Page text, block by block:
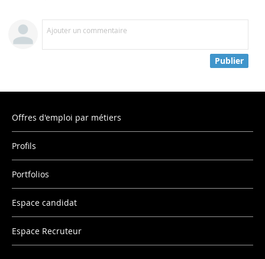
Ajouter un commentaire
Publier
Offres d'emploi par métiers
Profils
Portfolios
Espace candidat
Espace Recruteur